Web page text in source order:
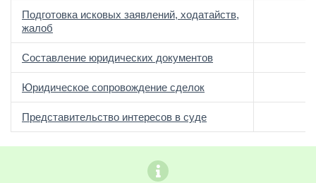
Подготовка исковых заявлений, ходатайств,
жалоб
Составление юридических документов
Юридическое сопровождение сделок
Представительство интересов в суде